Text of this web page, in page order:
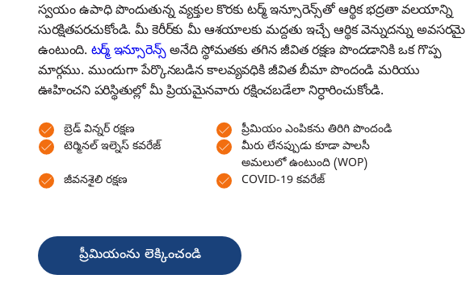
స్వయం ఉపాధి పొందుతున్న వ్యక్తుల కొరకు టర్మ్ ఇన్సూరెన్స్‌తో ఆర్థిక భద్రతా వలయాన్ని
సురక్షితపరచుకోండి. మీ కెరీర్‌కు మీ ఆశయాలకు మద్దతు ఇచ్చే ఆర్థిక వెన్నుదన్ను అవసరమై
ఉంటుంది. టర్మ్ ఇన్సూరెన్స్అనేది స్థోమతకు తగిన జీవిత రక్షణ పొందడానికి ఒక గొప్ప
మార్గము. ముందుగా పేర్కొనబడిన కాలవ్యవధికి జీవిత బీమా పొందండి మరియు
ఊహించని పరిస్థితుల్లో మీ ప్రియమైనవారు రక్షించబడేలా నిర్ధారించుకోండి.
బ్రెడ్ విన్నర్ రక్షణ
ప్రీమియం ఎంపికను తిరిగి పొందండి
టెర్మినల్ ఇల్నెస్ కవరేజ్
మీరు లేనప్పుడు కూడా పాలసీ
అమలులో ఉంటుంది (WOP)
జీవనశైలి రక్షణ
COVID-19 కవరేజ్
ప్రీమియంను లెక్కించండి